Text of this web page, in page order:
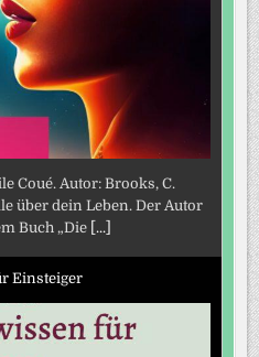
Coué. Autor: Brooks, C.
über dein Leben. Der Autor
Buch „Die [...]
Einsteiger